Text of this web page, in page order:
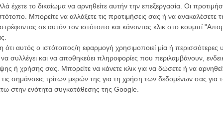
έχετε το δικαίωμα να αρνηθείτε αυτήν την επεξεργασία. Οι
Μπορείτε να αλλάξετε τις προτιμήσεις σας ή να ανακαλέσετε
σε αυτόν τον ιστότοπο και κάνοντας κλικ στο κουμπί
αυτός ο ιστότοπος/η εφαρμογή χρησιμοποιεί μία ή περισσότερες
συλλέγει και να αποθηκεύει πληροφορίες που περιλαμβάνουν,
ή χρήσης σας. Μπορείτε να κάνετε κλικ για να δώσετε ή να
σημάνσεις τρίτων μερών της για τη χρήση των δεδομένων σας
στην ενότητα συγκατάθεσης της Google.
τέλους στην παγκόσμια πρεμιέρα της στις
αυτόματα κλασική. Κρατώντας αριστοτεχνικά όλες
την προσωπική ιστορία, ο Μπελόκιο κατέθεσε ένα
κοινωνικές και πολιτικές διαστάσεις, μία ταινία
Εγγράψου
Θέλω
ειδήσεις | νέες ταινίες | πρόγραμμα αιθουσών για όλη την Ελλάδα |
| συνεντεύξεις | απόψεις | αφιερώματα | διαγωνισμοί
ΕΓΓΡΑΦΗ